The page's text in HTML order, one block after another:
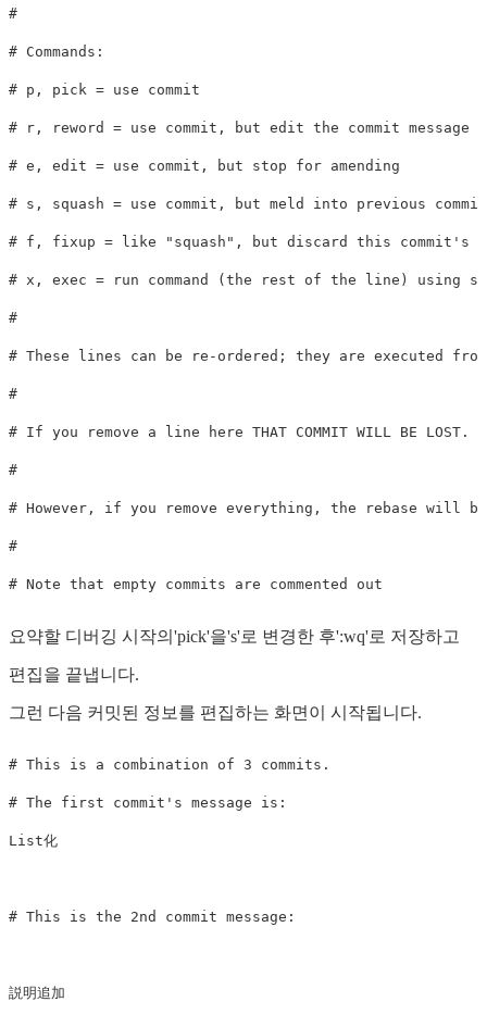
#
# Commands:
# p, pick = use commit
# r, reword = use commit, but edit the commit message
# e, edit = use commit, but stop for amending
# s, squash = use commit, but meld into previous commit
# f, fixup = like "squash", but discard this commit's
# x, exec = run command (the rest of the line) using
#
# These lines can be re-ordered; they are executed
#
# If you remove a line here THAT COMMIT WILL BE LOST.
#
# However, if you remove everything, the rebase will
#
요약할 디버깅 시작의'pick'을's'로 변경한 후':wq'로 저장하고
편집을 끝냅니다.
그런 다음 커밋된 정보를 편집하는 화면이 시작됩니다.
# This is a combination of 3 commits.
# The first commit's message is:
List化
# This is the 2nd commit message:
説明追加